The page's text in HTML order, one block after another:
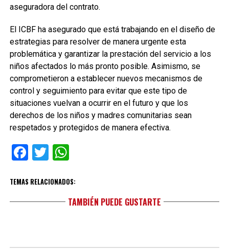
aseguradora del contrato.
El ICBF ha asegurado que está trabajando en el diseño de
estrategias para resolver de manera urgente esta
problemática y garantizar la prestación del servicio a los
niños afectados lo más pronto posible. Asimismo, se
comprometieron a establecer nuevos mecanismos de
control y seguimiento para evitar que este tipo de
situaciones vuelvan a ocurrir en el futuro y que los
derechos de los niños y madres comunitarias sean
respetados y protegidos de manera efectiva.
Facebook
TwitterWhatsApp
TEMAS RELACIONADOS:
TAMBIÉN PUEDE GUSTARTE